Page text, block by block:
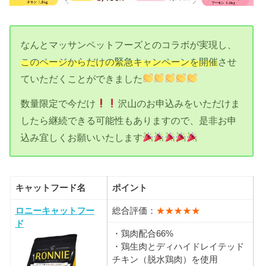
なんとマッサンペットフーズとのコラボが実現し、
このページからだけの緊急キャンペーンを開催させ
ていただくことができました
数量限定で今だけ
沢山のお申込みをいただけま
したら継続できる可能性もありますので、是非お申
込み宜しくお願いいたします
キャットフード名 ポイント
ロニーキャットフー
ド
総合評価： ★★★★★
・鶏肉配合66%
・鶏生肉とディハイドレイテッド
チキン（脱水鶏肉）を使用